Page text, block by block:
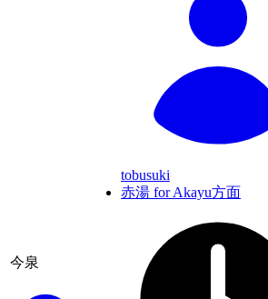
今泉
tobusuki
赤湯 for Akayu方面